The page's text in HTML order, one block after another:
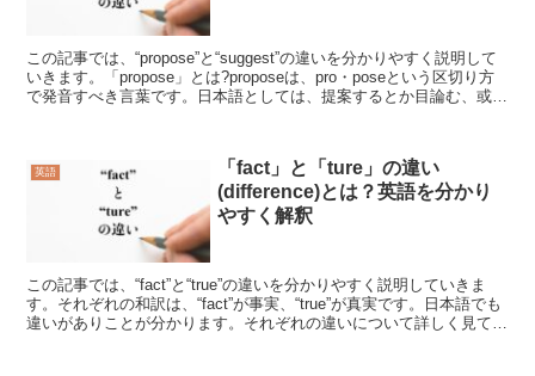
この記事では、“propose”と“suggest”の違いを分かりやすく説明して
いきます。「propose」とは?proposeは、pro・poseという区切り方
で発音すべき言葉です。日本語としては、提案するとか目論む、或い
英語
「fact」と「ture」の違い
(difference)とは？英語を分かり
やすく解釈
この記事では、“fact”と“true”の違いを分かりやすく説明していきま
す。それぞれの和訳は、“fact”が事実、“true”が真実です。日本語でも
違いがありことが分かります。それぞれの違いについて詳しく見てい